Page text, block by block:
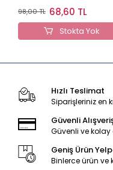
98,00 TL 68,60 TL
Stokta Yok
Hızlı Teslimat
Siparişleriniz en
Güvenli
Güvenli ve
Geniş Ürün
Binlerce ürün